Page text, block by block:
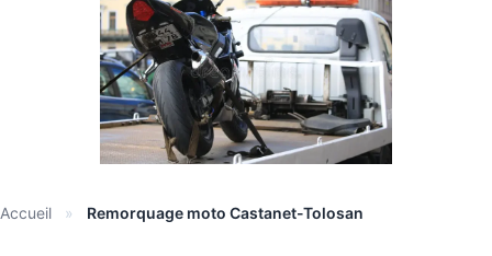
Accueil » Remorquage moto Castanet-Tolosan